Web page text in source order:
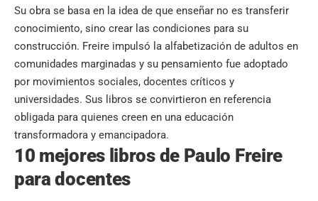
Su obra se basa en la idea de que enseñar no es transferir
conocimiento, sino crear las condiciones para su
construcción. Freire impulsó la alfabetización de adultos en
comunidades marginadas y su pensamiento fue adoptado
por movimientos sociales, docentes críticos y
universidades. Sus libros se convirtieron en referencia
obligada para quienes creen en una educación
transformadora y emancipadora.
10 mejores libros de Paulo Freire
para docentes